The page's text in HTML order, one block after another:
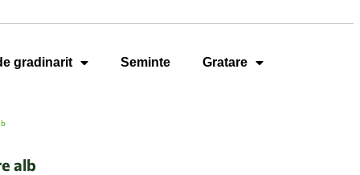
gradinarit Seminte Gratare
alb